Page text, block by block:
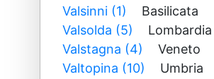
Valsinni (1)
Basilicata
Valsolda (5)
Lombardia
Valstagna (4)
Veneto
Valtopina (10)
Umbria